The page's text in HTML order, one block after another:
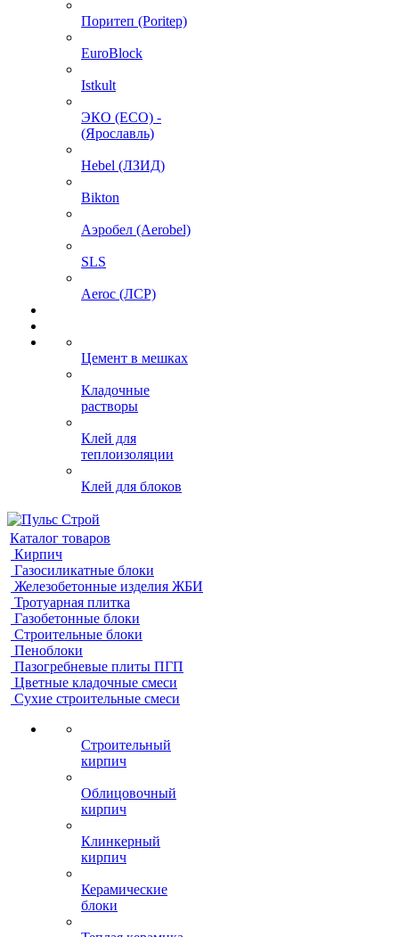
Поритеп (Poritep)
EuroBlock
Istkult
ЭКО (ECO) -
(Ярославль)
Hebel (ЛЗИД)
Bikton
Аэробел (Aerobel)
SLS
Aeroc (ЛСР)
Цемент в мешках
Кладочные
растворы
Клей для
теплоизоляции
Клей для блоков
Каталог товаров
Кирпич
Газосиликатные блоки
Железобетонные изделия ЖБИ
Тротуарная плитка
Газобетонные блоки
Строительные блоки
Пеноблоки
Пазогребневые плиты ПГП
Цветные кладочные смеси
Сухие строительные смеси
Строительный
кирпич
Облицовочный
кирпич
Клинкерный
кирпич
Керамические
блоки